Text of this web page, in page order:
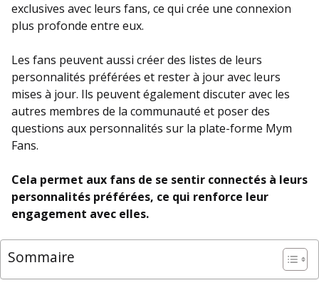
exclusives avec leurs fans, ce qui crée une connexion
plus profonde entre eux.
Les fans peuvent aussi créer des listes de leurs
personnalités préférées et rester à jour avec leurs
mises à jour. Ils peuvent également discuter avec les
autres membres de la communauté et poser des
questions aux personnalités sur la plate-forme Mym
Fans.
Cela permet aux fans de se sentir connectés à leurs
personnalités préférées, ce qui renforce leur
engagement avec elles.
Sommaire